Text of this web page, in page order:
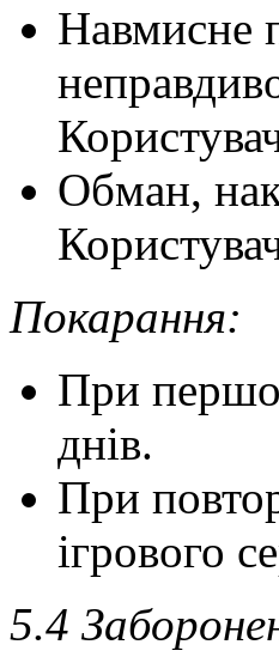
Навмисне
Обман,
Покарання:
При
днів.
При
ігрового
5.4